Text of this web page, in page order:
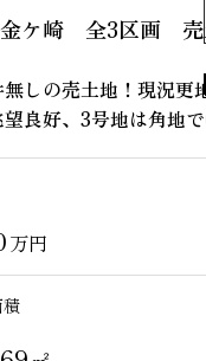
金ケ崎 全3区画 売
しの売土地！現況更
良好、3号地は角地
万円